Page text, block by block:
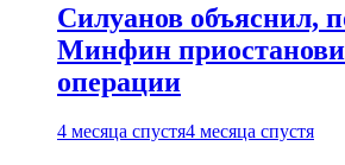
Силуанов объяснил,
Минфин
операции
4 месяца спустя4 месяца спустя